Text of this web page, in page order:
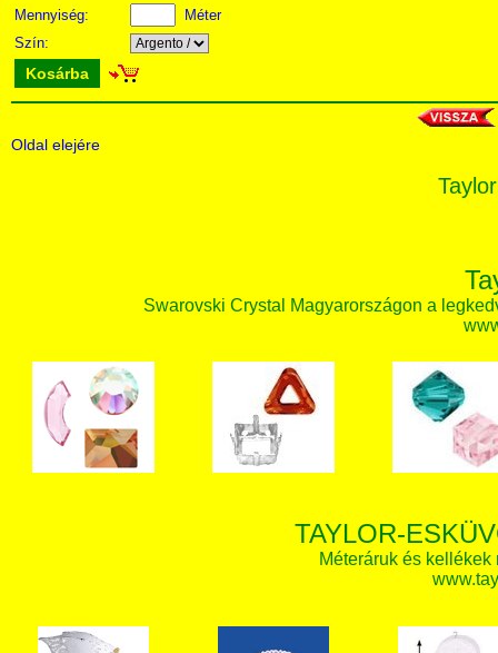
Mennyiség:
Méter
Szín:
Kosárba
Oldal elejére
Swarovski Crystal Magyarországon a
TAYLOR-
Méteráruk és